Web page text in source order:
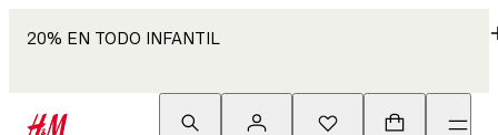
20% EN TODO INFANTIL